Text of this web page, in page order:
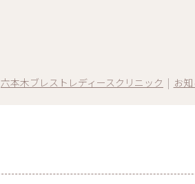
六本木ブレストレディースクリニック | お